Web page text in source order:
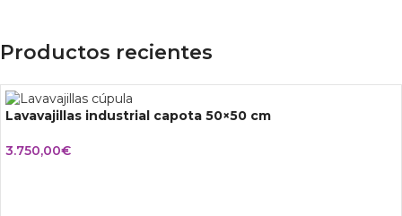
Productos recientes
Lavavajillas industrial capota 50×50 cm
3.750,00€